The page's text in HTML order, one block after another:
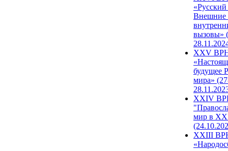
Внешние
вызовы»
XXV
будущее
мира»
XXIV
мир в
XXIII